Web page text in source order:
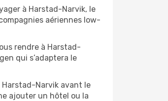
à Harstad-Narvik, le
aériennes low-
rendre à Harstad-
qui s’adaptera le
Narvik avant le
ajouter un hôtel ou la